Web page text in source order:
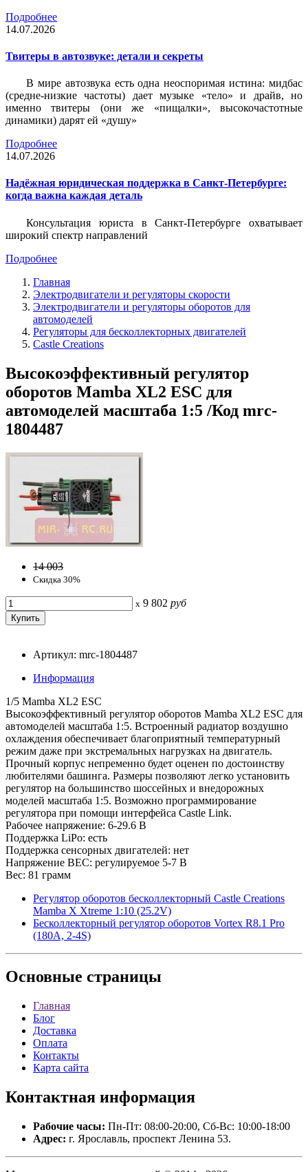
Подробнее
14.07.2026
Твитеры в автозвуке: детали и секреты
В мире автозвука есть одна неоспоримая истина: мидбас
(средне-низкие частоты) дает музыке «тело» и драйв, но
именно твитеры (они же «пищалки», высокочастотные
динамики) дарят ей «душу»
Подробнее
14.07.2026
Надёжная юридическая поддержка в Санкт-Петербурге:
когда важна каждая деталь
Консультация юриста в Санкт-Петербурге охватывает
широкий спектр направлений
Подробнее
Главная
Электродвигатели и регуляторы скорости
Электродвигатели и регуляторы оборотов для
автомоделей
Регуляторы для бесколлекторных двигателей
Castle Creations
Высокоэффективный регулятор
оборотов Mamba XL2 ESC для
автомоделей масштаба 1:5 /Код mrc-
1804487
14 003
Скидка 30%
x 9 802 руб
Артикул: mrc-1804487
Информация
1/5 Mamba XL2 ESC
Высокоэффективный регулятор оборотов Mamba XL2 ESC для
автомоделей масштаба 1:5. Встроенный радиатор воздушно
охлаждения обеспечивает благоприятный температурный
режим даже при экстремальных нагрузках на двигатель.
Прочный корпус непременно будет оценен по достоинству
любителями башинга. Размеры позволяют легко установить
регулятор на большинство шоссейных и внедорожных
моделей масштаба 1:5. Возможно программирование
регулятора при помощи интерфейса Castle Link.
Рабочее напряжение: 6-29.6 В
Поддержка LiPo: есть
Поддержка сенсорных двигателей: нет
Напряжение BEC: регулируемое 5-7 В
Вес: 81 грамм
Регулятор оборотов бесколлекторный Castle Creations
Mamba X Xtreme 1:10 (25.2V)
Бесколлекторный регулятор оборотов Vortex R8.1 Pro
(180A, 2-4S)
Основные страницы
Главная
Блог
Доставка
Оплата
Контакты
Карта сайта
Контактная информация
Рабочие часы: Пн-Пт: 08:00-20:00, Сб-Вс: 10:00-18:00
Адрес: г. Ярославль, проспект Ленина 53.